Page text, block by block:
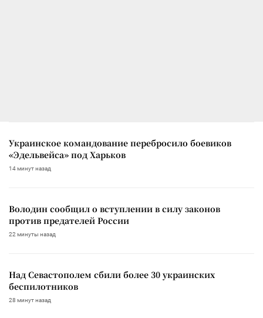
Украинское командование перебросило боевиков
«Эдельвейса» под Харьков
14 минут назад
Володин сообщил о вступлении в силу законов
против предателей России
22 минуты назад
Над Севастополем сбили более 30 украинских
беспилотников
28 минут назад